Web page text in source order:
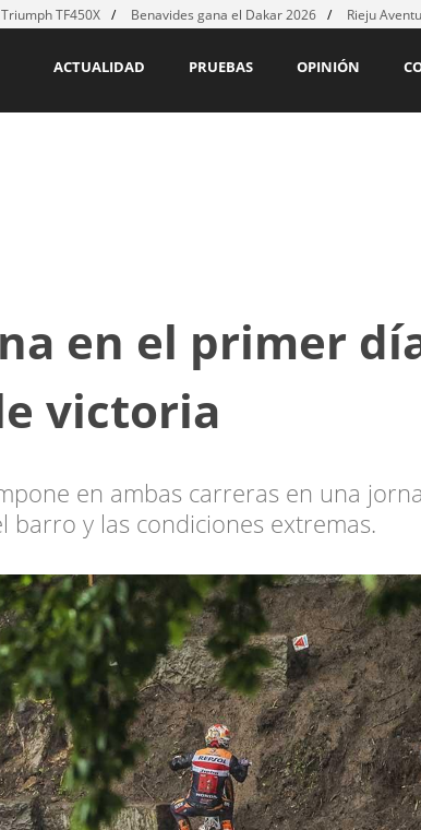
TF450X Benavides gana el Dakar 2026 Rieju
OPINIÓN
PRUEBAS
ACTUALIDAD
en el primer
victoria
en ambas carreras en una
barro y las condiciones extremas.